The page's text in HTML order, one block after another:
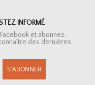
INFORMÉ
et abonnez-
des dernières
S'ABONNER